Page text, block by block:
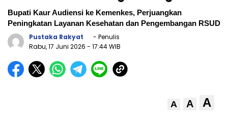
Bupati Kaur Audiensi ke Kemenkes, Perjuangkan
Peningkatan Layanan Kesehatan dan Pengembangan RSUD
Pustaka Rakyat
- Penulis
Rabu, 17 Juni 2026 - 17:44 WIB
A A A